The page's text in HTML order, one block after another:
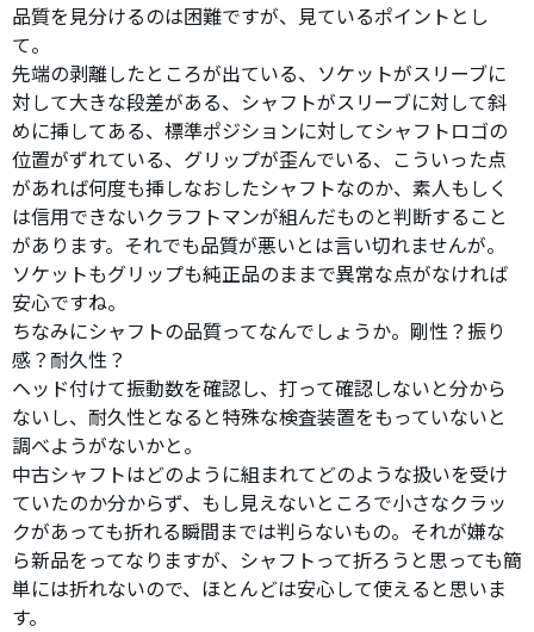
品質を見分けるのは困難ですが、見ているポイントとし
て。
先端の剥離したところが出ている、ソケットがスリーブに
対して大きな段差がある、シャフトがスリーブに対して斜
めに挿してある、標準ポジションに対してシャフトロゴの
位置がずれている、グリップが歪んでいる、こういった点
があれば何度も挿しなおしたシャフトなのか、素人もしく
は信用できないクラフトマンが組んだものと判断すること
があります。それでも品質が悪いとは言い切れませんが。
ソケットもグリップも純正品のままで異常な点がなければ
安心ですね。
ちなみにシャフトの品質ってなんでしょうか。剛性？振り
感？耐久性？
ヘッド付けて振動数を確認し、打って確認しないと分から
ないし、耐久性となると特殊な検査装置をもっていないと
調べようがないかと。
中古シャフトはどのように組まれてどのような扱いを受け
ていたのか分からず、もし見えないところで小さなクラッ
クがあっても折れる瞬間までは判らないもの。それが嫌な
ら新品をってなりますが、シャフトって折ろうと思っても簡
単には折れないので、ほとんどは安心して使えると思いま
す。